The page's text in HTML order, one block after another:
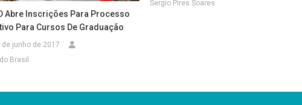
Abre Inscrições Para Processo
Para Cursos De Graduação
de junho de 2017
Brasil
Sergio Pires Soares